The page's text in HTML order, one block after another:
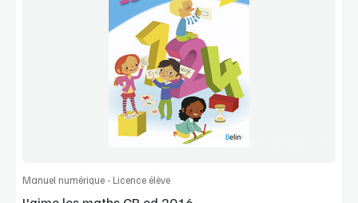
Voir la démo
Extrait
Commander l'article
Manuel numérique - Licence élève